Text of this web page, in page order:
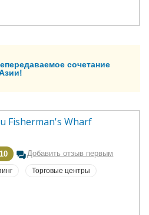
сочетание
Fisherman's Wharf
Добавить отзыв первым
Торговые центры